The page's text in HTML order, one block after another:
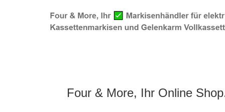
Four & More, Ihr Online